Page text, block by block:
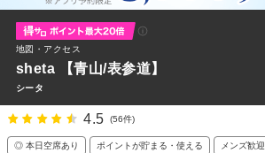
地図・アクセス
sheta 【青山/表参道】
シータ
4.5 (56件)
◎ 本日空席あり ポイントが貯まる・使える メンズ歓迎